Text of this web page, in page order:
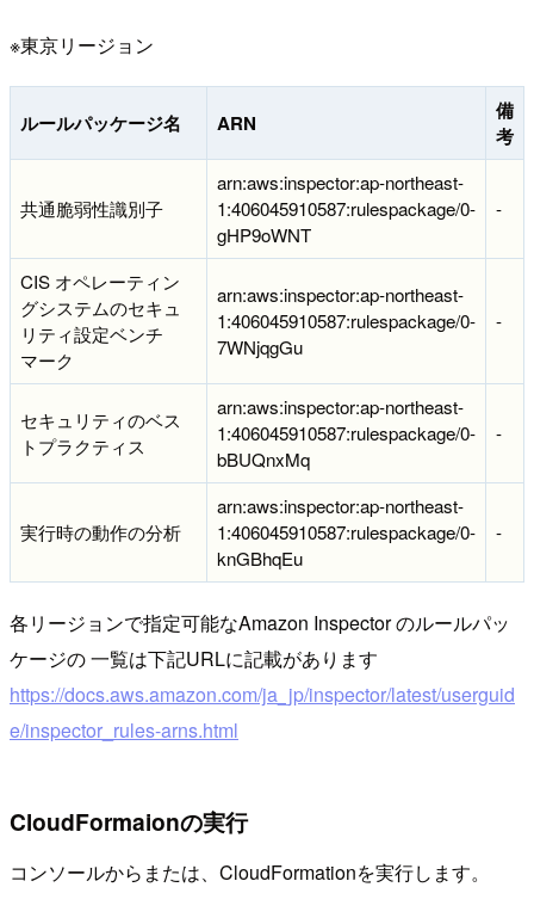
※東京リージョン
ルールパッケージ名 ARN
備
考
共通脆弱性識別子
arn:aws:inspector:ap-northeast-
1:406045910587:rulespackage/0-
gHP9oWNT
-
CIS オペレーティン
グシステムのセキュ
リティ設定ベンチ
マーク
arn:aws:inspector:ap-northeast-
1:406045910587:rulespackage/0-
7WNjqgGu
-
セキュリティのベス
トプラクティス
arn:aws:inspector:ap-northeast-
1:406045910587:rulespackage/0-
bBUQnxMq
-
実行時の動作の分析
arn:aws:inspector:ap-northeast-
1:406045910587:rulespackage/0-
knGBhqEu
-
各リージョンで指定可能なAmazon Inspector のルールパッ
ケージの 一覧は下記URLに記載があります
https://docs.aws.amazon.com/ja_jp/inspector/latest/userguid
e/inspector_rules-arns.html
CloudFormaionの実行
コンソールからまたは、CloudFormationを実行します。